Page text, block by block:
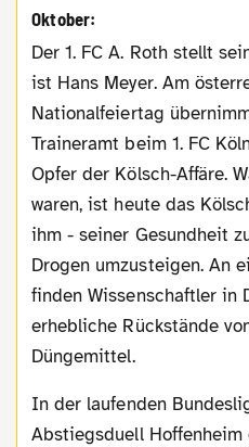
Oktober:
Der 1. FC A. Roth stellt seinen neuen Trainer vor. Es
ist Hans Meyer. Am
Nationalfeiertag
Traineramt beim 1. FC
Opfer der Kölsch-Affäre.
waren, ist heute das
ihm - seiner Gesundheit
Drogen umzusteigen. An
finden Wissenschaftler in
erhebliche Rückstände
Düngemittel.
In der laufenden Bundesliga-Saison steigt das
Abstiegsduell